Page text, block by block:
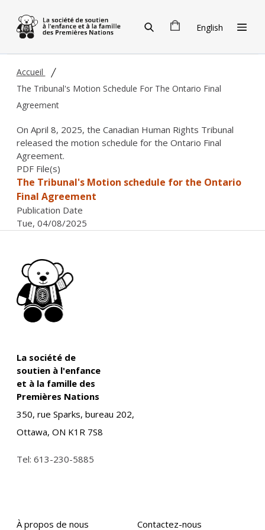
English
Accueil
The Tribunal's Motion Schedule For The Ontario Final
Agreement
On April 8, 2025, the Canadian Human Rights Tribunal
released the motion schedule for the Ontario Final
Agreement.
PDF File(s)
The Tribunal's Motion schedule for the Ontario
Final Agreement
Publication Date
Tue, 04/08/2025
La société de
soutien à l'enfance
et à la famille des
Premières Nations
350, rue Sparks, bureau 202,
Ottawa, ON K1R 7S8
Tel: 613-230-5885
À propos de nous Contactez-nous